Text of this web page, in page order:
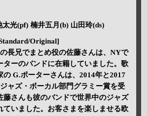
太光(pf) 楠井五月(b) 山田玲(ds)
Original]
長兄でまとめ役の佐藤さんは、NYで
ターのバンドに在籍していました。歌
の G.ポーターさんは、2014年と2017
ャズ・ボーカル部門グラミー賞を受
藤さんも彼のバンドで世界中のジャズ
ていました。お客さまを楽しませる欧